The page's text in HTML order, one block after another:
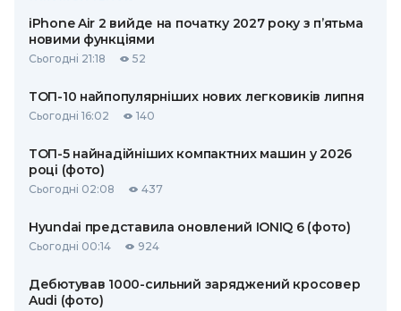
iPhone Air 2 вийде на початку 2027 року з п’ятьма
новими функціями
Сьогодні 21:18 52
ТОП-10 найпопулярніших нових легковиків липня
Сьогодні 16:02 140
ТОП-5 найнадійніших компактних машин у 2026
році (фото)
Сьогодні 02:08 437
Hyundai представила оновлений IONIQ 6 (фото)
Сьогодні 00:14 924
Дебютував 1000-сильний заряджений кросовер
Audi (фото)